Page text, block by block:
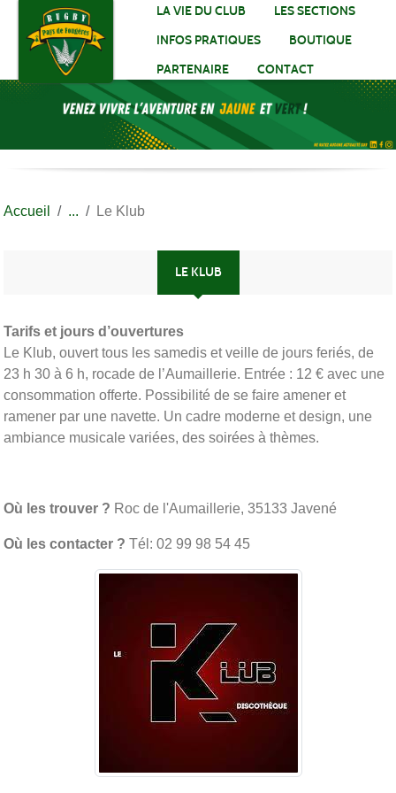
LA VIE DU CLUB
LES SECTIONS
INFOS PRATIQUES
BOUTIQUE
PARTENAIRE
CONTACT
Accueil Le Klub
LE KLUB
Tarifs et jours d’ouvertures
Le Klub, ouvert tous les samedis et veille de jours feriés, de
23 h 30 à 6 h, rocade de l’Aumaillerie. Entrée : 12 € avec une
consommation offerte. Possibilité de se faire amener et
ramener par une navette. Un cadre moderne et design, une
ambiance musicale variées, des soirées à thèmes.
Où les trouver ? Roc de l'Aumaillerie, 35133 Javené
Où les contacter ? Tél: 02 99 98 54 45
Panneau de gestion des cookies